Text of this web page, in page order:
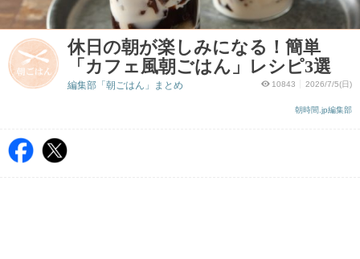
休日の朝が楽しみになる！簡単
「カフェ風朝ごはん」レシピ3選
10843 2026/7/5(日)
朝時間.jp編集部
編集部「朝ごはん」まとめ